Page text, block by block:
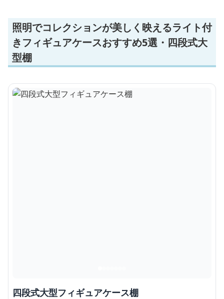
照明でコレクションが美しく映えるライト付
きフィギュアケースおすすめ5選・四段式大
型棚
四段式大型フィギュアケース棚